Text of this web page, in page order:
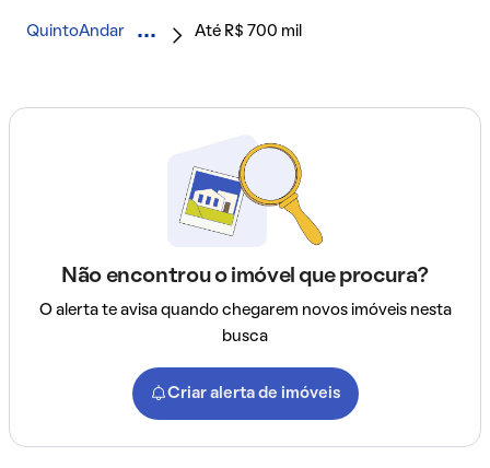
QuintoAndar Até R$ 700 mil
Não encontrou o imóvel que procura?
O alerta te avisa quando chegarem novos imóveis nesta
busca
Criar alerta de imóveis